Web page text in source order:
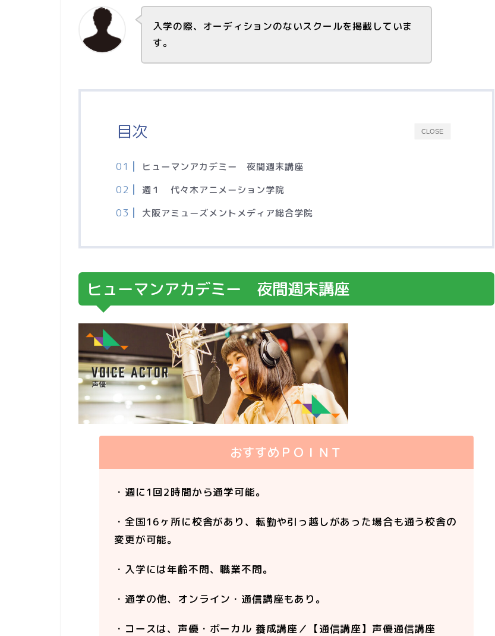
入学の際、オーディションのないスクールを掲載していま
す。
CLOSE
目次
ヒューマンアカデミー 夜間週末講座
週１ 代々木アニメーション学院
大阪アミューズメントメディア総合学院
ヒューマンアカデミー 夜間週末講座
おすすめＰＯＩＮＴ
・週に1回2時間から通学可能。
・全国16ヶ所に校舎があり、転勤や引っ越しがあった場合も通う校舎の
変更が可能。
・入学には年齢不問、職業不問。
・通学の他、オンライン・通信講座もあり。
・コースは、声優・ボーカル 養成講座／【通信講座】声優通信講座